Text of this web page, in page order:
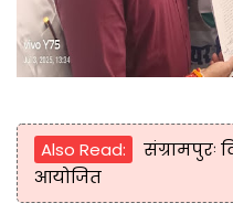
Also Read:
संग्रामपुरः
आयोजित